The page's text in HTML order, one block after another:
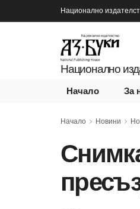
Национално
Национално
Начало За
Начало Новини